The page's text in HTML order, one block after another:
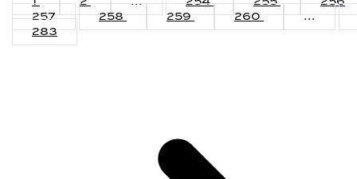
257
258 259 260
...
283